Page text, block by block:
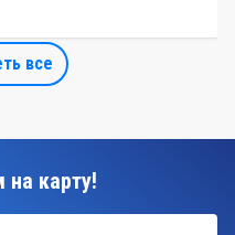
все
карту!